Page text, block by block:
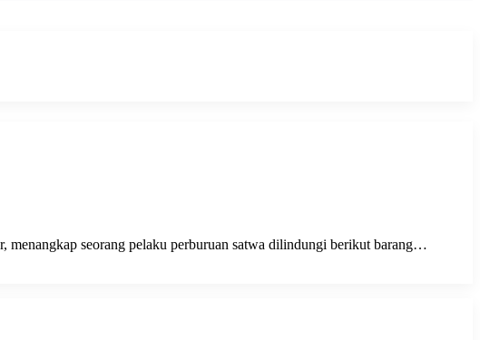
menangkap seorang pelaku perburuan satwa dilindungi berikut barang…